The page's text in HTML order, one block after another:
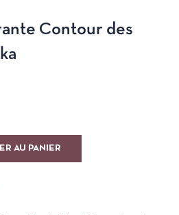
Contour des
AU PANIER